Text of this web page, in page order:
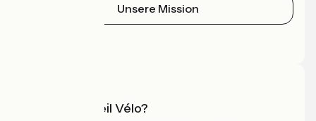
Unsere Mission
Was ist Accueil Vélo?